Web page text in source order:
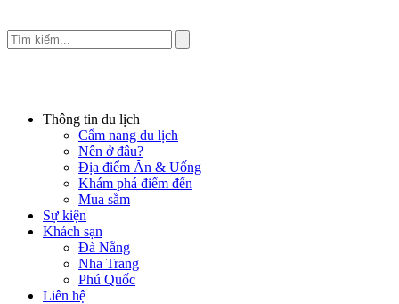
Thông tin du lịch
Cẩm nang du lịch
Nên ở đâu?
Địa điểm Ăn & Uống
Khám phá điểm đến
Mua sắm
Sự kiện
Khách sạn
Đà Nẵng
Nha Trang
Phú Quốc
Liên hệ